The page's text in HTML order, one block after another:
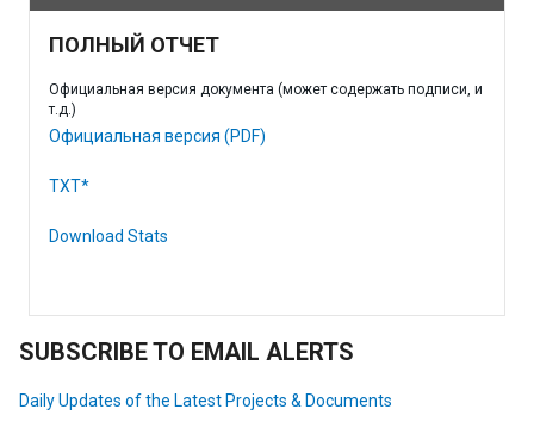
ПОЛНЫЙ ОТЧЕТ
Официальная версия документа (может содержать подписи, и
т.д.)
Официальная версия (PDF)
TXT*
Download Stats
SUBSCRIBE TO EMAIL ALERTS
Daily Updates of the Latest Projects & Documents